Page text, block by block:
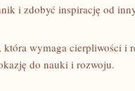
i zdobyć inspirację od
⁢która wymaga cierpliwości i
do nauki i rozwoju.